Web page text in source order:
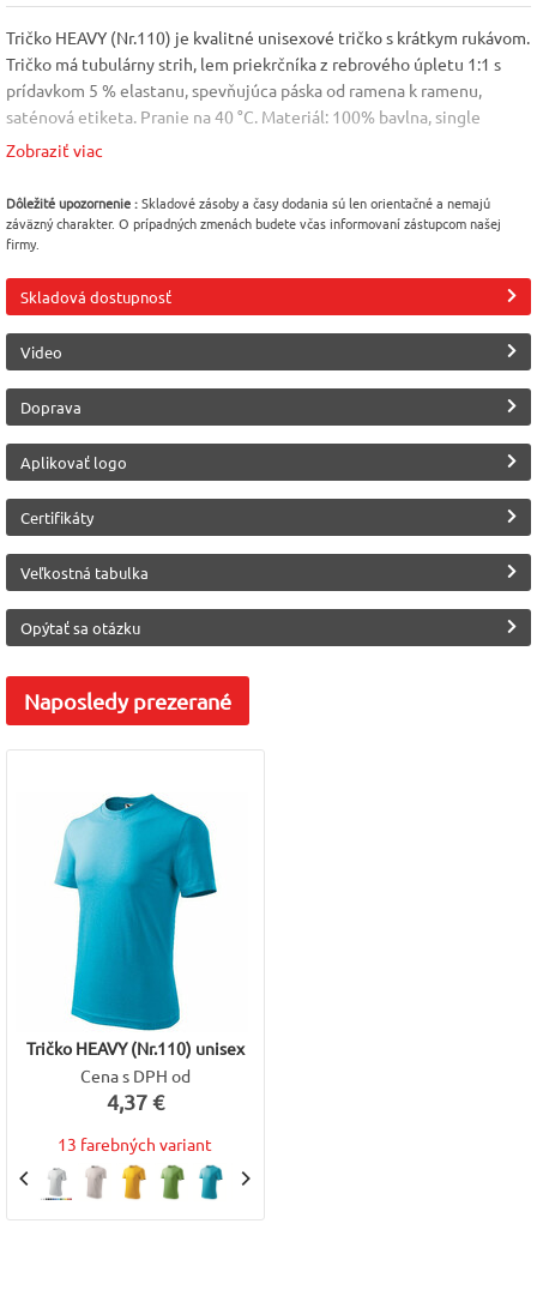
Tričko HEAVY (Nr.110) je kvalitné unisexové tričko s krátkym rukávom.
Tričko má tubulárny strih, lem priekrčníka z rebrového úpletu 1:1 s
prídavkom 5 % elastanu, spevňujúca páska od ramena k ramenu,
saténová etiketa. Pranie na 40 °C. Materiál: 100% bavlna, single
jersey; gramáž: 200 g/m2. (zloženie sa môže líšiť: farba 03 - 97%
Farba
Čierna [01]
Veľkosť
2XL
Pohlavie
Unisex
Materiál
Bavlna 100%
Výrobca
Malfini (Adler)
Zobraziť viac
Dôležité upozornenie :Skladové zásoby a časy dodania sú len orientačné a nemajú
záväzný charakter. O prípadných zmenách budete včas informovaní zástupcom našej
firmy.
Skladová dostupnosť
Video
Doprava
Aplikovať logo
Certifikáty
Veľkostná tabulka
Opýtať sa otázku
Naposledyprezerané
Tričko HEAVY (Nr.110) unisex
Cena s DPH od
4,37 €
13 farebných variant